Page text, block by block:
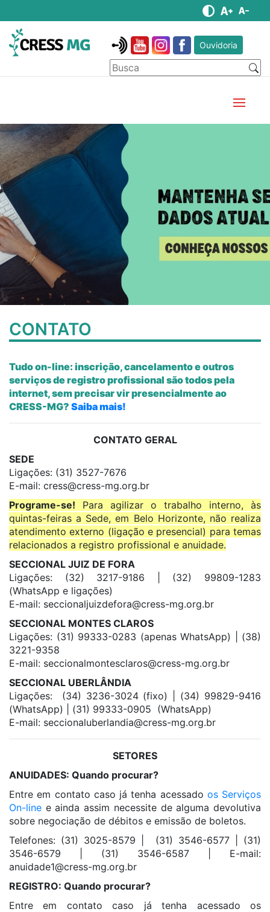
Ouvidoria
CONTATO
Tudo on-line: inscrição, cancelamento e outros
serviços de registro profissional são todos pela
internet, sem precisar vir presencialmente ao
CRESS-MG? Saiba mais!
CONTATO GERAL
SEDE
Ligações: (31) 3527-7676
E-mail: cress@cress-mg.org.br
Programe-se! Para agilizar o trabalho interno, às
quintas-feiras a Sede, em Belo Horizonte, não realiza
atendimento externo (ligação e presencial) para temas
relacionados a registro profissional e anuidade.
SECCIONAL JUIZ DE FORA
Ligações: (32) 3217-9186 | (32) 99809-1283
(WhatsApp e ligações)
E-mail: seccionaljuizdefora@cress-mg.org.br
SECCIONAL MONTES CLAROS
Ligações: (31) 99333-0283 (apenas WhatsApp) | (38)
3221-9358
E-mail: seccionalmontesclaros@cress-mg.org.br
SECCIONAL UBERLÂNDIA
Ligações: (34) 3236-3024 (fixo) | (34) 99829-9416
(WhatsApp) | (31) 99333-0905 (WhatsApp)
E-mail: seccionaluberlandia@cress-mg.org.br
SETORES
ANUIDADES: Quando procurar?
Entre em contato caso já tenha acessado os Serviços
On-line e ainda assim necessite de alguma devolutiva
sobre negociação de débitos e emissão de boletos.
Telefones: (31) 3025-8579 | (31) 3546-6577 | (31)
3546-6579 | (31) 3546-6587 | E-mail:
anuidade1@cress-mg.org.br
REGISTRO: Quando procurar?
Entre em contato caso já tenha acessado os